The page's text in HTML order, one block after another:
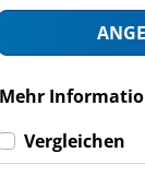
Mehr
Vergleichen